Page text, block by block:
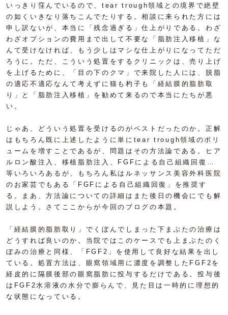
いっきり窪んでいるので、tear trough領域との境界で絶壁
の如くいきなり落ちこんでたりする。相談に来られた方には
申し訳ないが、本当に「残念過ぎる」仕上がりである。わざ
わざオプションの費用まで出して不要な「脂肪注入移植」な
んて受けなければ、もう少しはマシな仕上がりになってただ
ろうに。ただ、こういう処置をするクリニックは、売り上げ
を上げるために、「目の下のクマ」で来院した人には、脱脂
の適応不適応なんて考えずに猫も杓子も「経結膜的脂肪取
り」と「脂肪注入移植」を勧めて来るので本当にたちが悪
い。
じゃあ、どういう処置を受けるのがベストだったのか。正解
はもちろん既に上述したように単にtear trough領域のボリ
ュームを増すことであるが、問題はその方法論である。ヒア
ルロン酸注入、移植脂肪注入、FGFによる自己組織回復…
等いろいろあるが、もちろん私はルネッサンス美容外科医院
のお家芸でもある「FGFによる自己組織回復」を推奨す
る。まあ、方法論についての詳細はまた後日の機会にでも解
説しよう。さてここからが今回のブログの本題。
「経結膜的脂肪取り」でくぼんでしまった下まぶたの治療は
どうすれば良いのか。当院ではこのケースでも上まぶたのく
ぼみの治療と同様、「FGF2」を使用して良好な結果を出し
ている。処置方法は、眼窩領域用に濃度を調整したFGF2を
経皮的に隔膜後部の眼窩脂肪に投与するだけである。投与後
はFGF2水溶液の水分で膨らんで、見た目は一時的に理想的
な状態になっている。